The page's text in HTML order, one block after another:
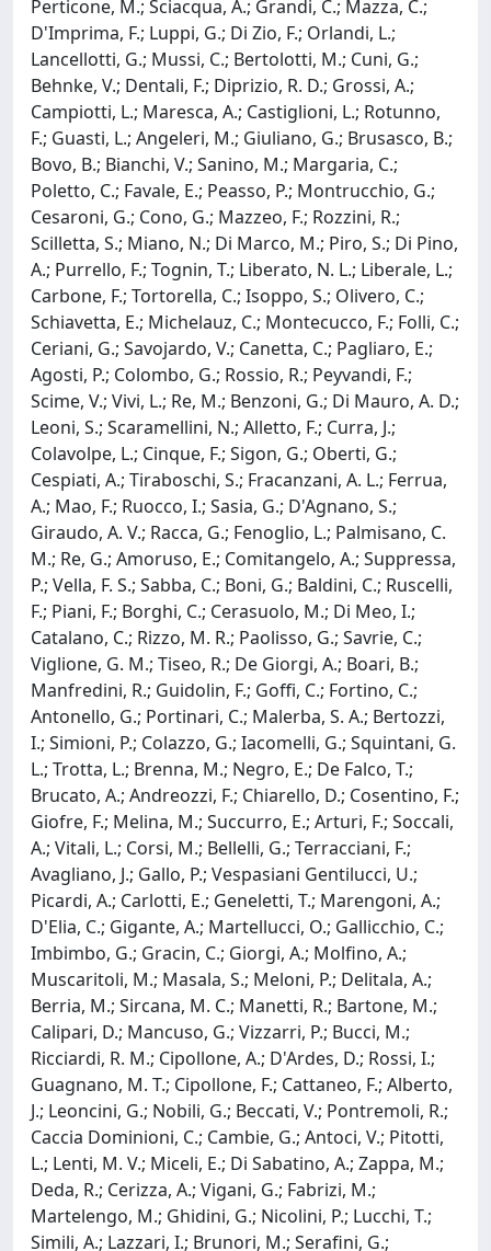
Perticone, M.; Sciacqua, A.; Grandi, C.; Mazza, C.;
D'Imprima, F.; Luppi, G.; Di Zio, F.; Orlandi, L.;
Lancellotti, G.; Mussi, C.; Bertolotti, M.; Cuni, G.;
Behnke, V.; Dentali, F.; Diprizio, R. D.; Grossi, A.;
Campiotti, L.; Maresca, A.; Castiglioni, L.; Rotunno,
F.; Guasti, L.; Angeleri, M.; Giuliano, G.; Brusasco, B.;
Bovo, B.; Bianchi, V.; Sanino, M.; Margaria, C.;
Poletto, C.; Favale, E.; Peasso, P.; Montrucchio, G.;
Cesaroni, G.; Cono, G.; Mazzeo, F.; Rozzini, R.;
Scilletta, S.; Miano, N.; Di Marco, M.; Piro, S.; Di Pino,
A.; Purrello, F.; Tognin, T.; Liberato, N. L.; Liberale, L.;
Carbone, F.; Tortorella, C.; Isoppo, S.; Olivero, C.;
Schiavetta, E.; Michelauz, C.; Montecucco, F.; Folli, C.;
Ceriani, G.; Savojardo, V.; Canetta, C.; Pagliaro, E.;
Agosti, P.; Colombo, G.; Rossio, R.; Peyvandi, F.;
Scime, V.; Vivi, L.; Re, M.; Benzoni, G.; Di Mauro, A. D.;
Leoni, S.; Scaramellini, N.; Alletto, F.; Curra, J.;
Colavolpe, L.; Cinque, F.; Sigon, G.; Oberti, G.;
Cespiati, A.; Tiraboschi, S.; Fracanzani, A. L.; Ferrua,
A.; Mao, F.; Ruocco, I.; Sasia, G.; D'Agnano, S.;
Giraudo, A. V.; Racca, G.; Fenoglio, L.; Palmisano, C.
M.; Re, G.; Amoruso, E.; Comitangelo, A.; Suppressa,
P.; Vella, F. S.; Sabba, C.; Boni, G.; Baldini, C.; Ruscelli,
F.; Piani, F.; Borghi, C.; Cerasuolo, M.; Di Meo, I.;
Catalano, C.; Rizzo, M. R.; Paolisso, G.; Savrie, C.;
Viglione, G. M.; Tiseo, R.; De Giorgi, A.; Boari, B.;
Manfredini, R.; Guidolin, F.; Goffi, C.; Fortino, C.;
Antonello, G.; Portinari, C.; Malerba, S. A.; Bertozzi,
I.; Simioni, P.; Colazzo, G.; Iacomelli, G.; Squintani, G.
L.; Trotta, L.; Brenna, M.; Negro, E.; De Falco, T.;
Brucato, A.; Andreozzi, F.; Chiarello, D.; Cosentino, F.;
Giofre, F.; Melina, M.; Succurro, E.; Arturi, F.; Soccali,
A.; Vitali, L.; Corsi, M.; Bellelli, G.; Terracciani, F.;
Avagliano, J.; Gallo, P.; Vespasiani Gentilucci, U.;
Picardi, A.; Carlotti, E.; Geneletti, T.; Marengoni, A.;
D'Elia, C.; Gigante, A.; Martellucci, O.; Gallicchio, C.;
Imbimbo, G.; Gracin, C.; Giorgi, A.; Molfino, A.;
Muscaritoli, M.; Masala, S.; Meloni, P.; Delitala, A.;
Berria, M.; Sircana, M. C.; Manetti, R.; Bartone, M.;
Calipari, D.; Mancuso, G.; Vizzarri, P.; Bucci, M.;
Ricciardi, R. M.; Cipollone, A.; D'Ardes, D.; Rossi, I.;
Guagnano, M. T.; Cipollone, F.; Cattaneo, F.; Alberto,
J.; Leoncini, G.; Nobili, G.; Beccati, V.; Pontremoli, R.;
Caccia Dominioni, C.; Cambie, G.; Antoci, V.; Pitotti,
L.; Lenti, M. V.; Miceli, E.; Di Sabatino, A.; Zappa, M.;
Deda, R.; Cerizza, A.; Vigani, G.; Fabrizi, M.;
Martelengo, M.; Ghidini, G.; Nicolini, P.; Lucchi, T.;
Simili, A.; Lazzari, I.; Brunori, M.; Serafini, G.;